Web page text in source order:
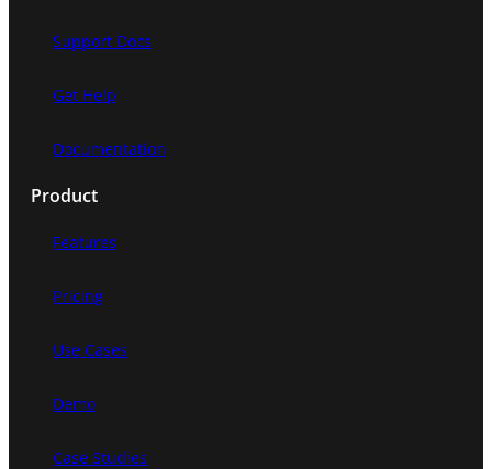
Support Docs
Get Help
Documentation
Product
Features
Pricing
Use Cases
Demo
Case Studies